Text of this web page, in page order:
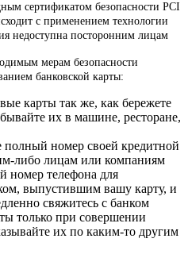
сертификатом безопасности PCI
с применением технологии
недоступна посторонним лицам
мерам безопасности
банковской карты:
карты так же, как бережете
их в машине, ресторане,
полный номер своей кредитной
либо лицам или компаниям
номер телефона для
выпустившим вашу карту, и
свяжитесь с банком
только при совершении
их по каким-то другим